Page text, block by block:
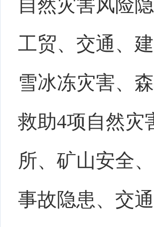
自然灾害风险
工贸、交通、
雪冰冻灾害、
救助4项自然灾
所、矿山安全
事故隐患、交